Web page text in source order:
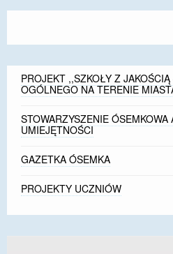
STANDARDY OCHRONY
ŻORY”
REKRUTACJA 2026/2027
mLegitymacja
PROJEKT ,,SZKOŁY Z
OGÓLNEGO NA TERENIE
STOWARZYSZENIE ÓSEMKOWA
UMIEJĘTNOŚCI
GAZETKA ÓSEMKA
PROJEKTY UCZNIÓW